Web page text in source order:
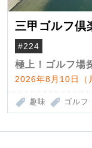
三甲ゴルフ
#224
極上！ゴルフ場
2026年8月10日（
趣味 ゴルフ